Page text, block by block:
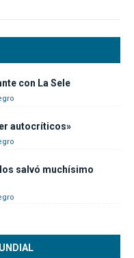
con La Sele
autocríticos»
salvó muchísimo